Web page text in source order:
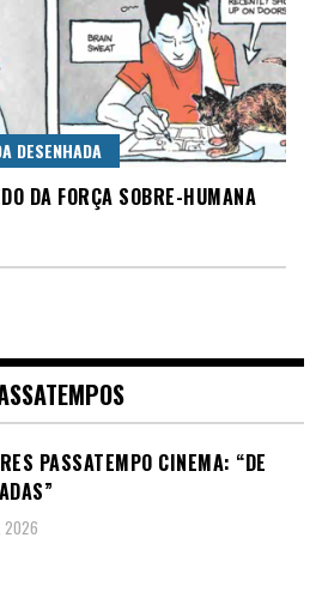
DESENHADA
DA FORÇA SOBRE-HUMANA
PASSATEMPO CINEMA: “DE
2026